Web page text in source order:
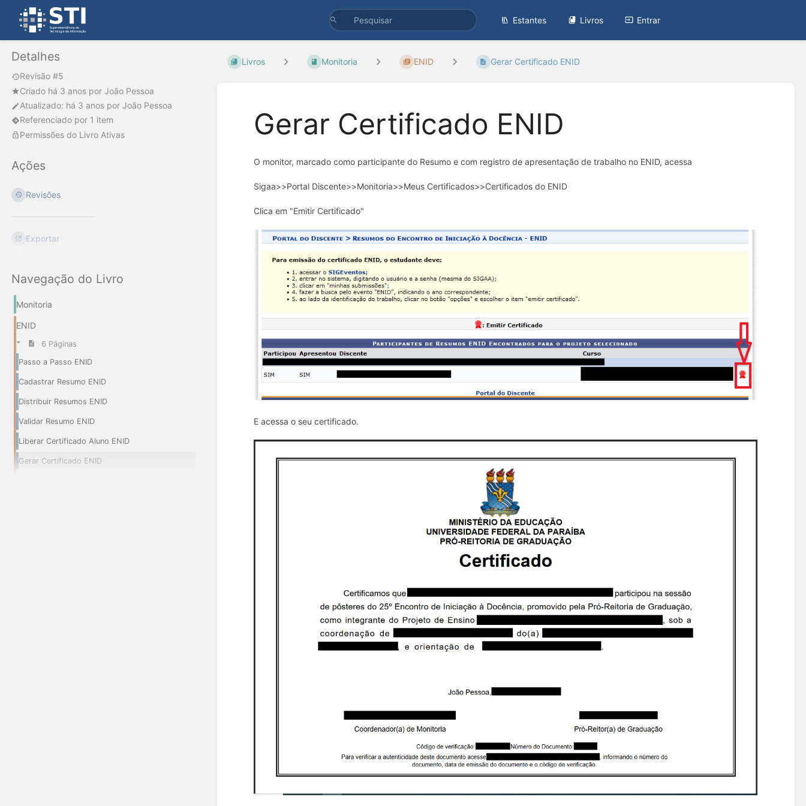
Estantes Livros Entrar
Detalhes
Revisão #5
Criado há 3 anos por João Pessoa
Atualizado: há 3 anos por João Pessoa
Referenciado por 1 item
Permissões do Livro Ativas
Ações
Revisões
Exportar
Navegação do Livro
Monitoria
ENID
6 Páginas
Passo a Passo ENID
Cadastrar Resumo ENID
Distribuir Resumos ENID
Validar Resumo ENID
Liberar Certificado Aluno ENID
Gerar Certificado ENID
Livros Monitoria ENID Gerar Certificado ENID
Gerar Certificado ENID
O monitor, marcado como participante do Resumo e com registro de apresentação de trabalho no ENID, acessa
Sigaa>>Portal Discente>>Monitoria>>Meus Certificados>>Certificados do ENID
Clica em "Emitir Certificado"
E acessa o seu certificado.